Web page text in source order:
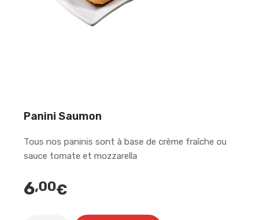
Panini Saumon
Tous nos paninis sont à base de crème fraîche ou
sauce tomate et mozzarella
6,00€